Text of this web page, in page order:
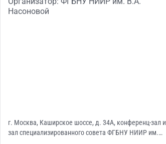
Насоновой
г. Москва, Каширское шоссе, д. 34А, конференц-зал и
зал специализированного совета ФГБНУ НИИР им.